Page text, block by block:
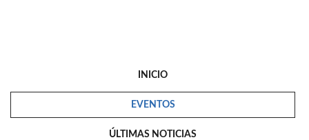
INICIO
EVENTOS
ÚLTIMAS NOTICIAS